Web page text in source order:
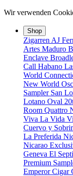
Wir verwenden
Shop
Zigarren AJ
Artes Maduro
Enclave
Call Habano
World
New World
Sampler San
Lotano Oval
Room Quattro
Viva La Vida
Cuervo y
La Preferida
Nicarao
Geneva El
Premium
Emperor Cigar